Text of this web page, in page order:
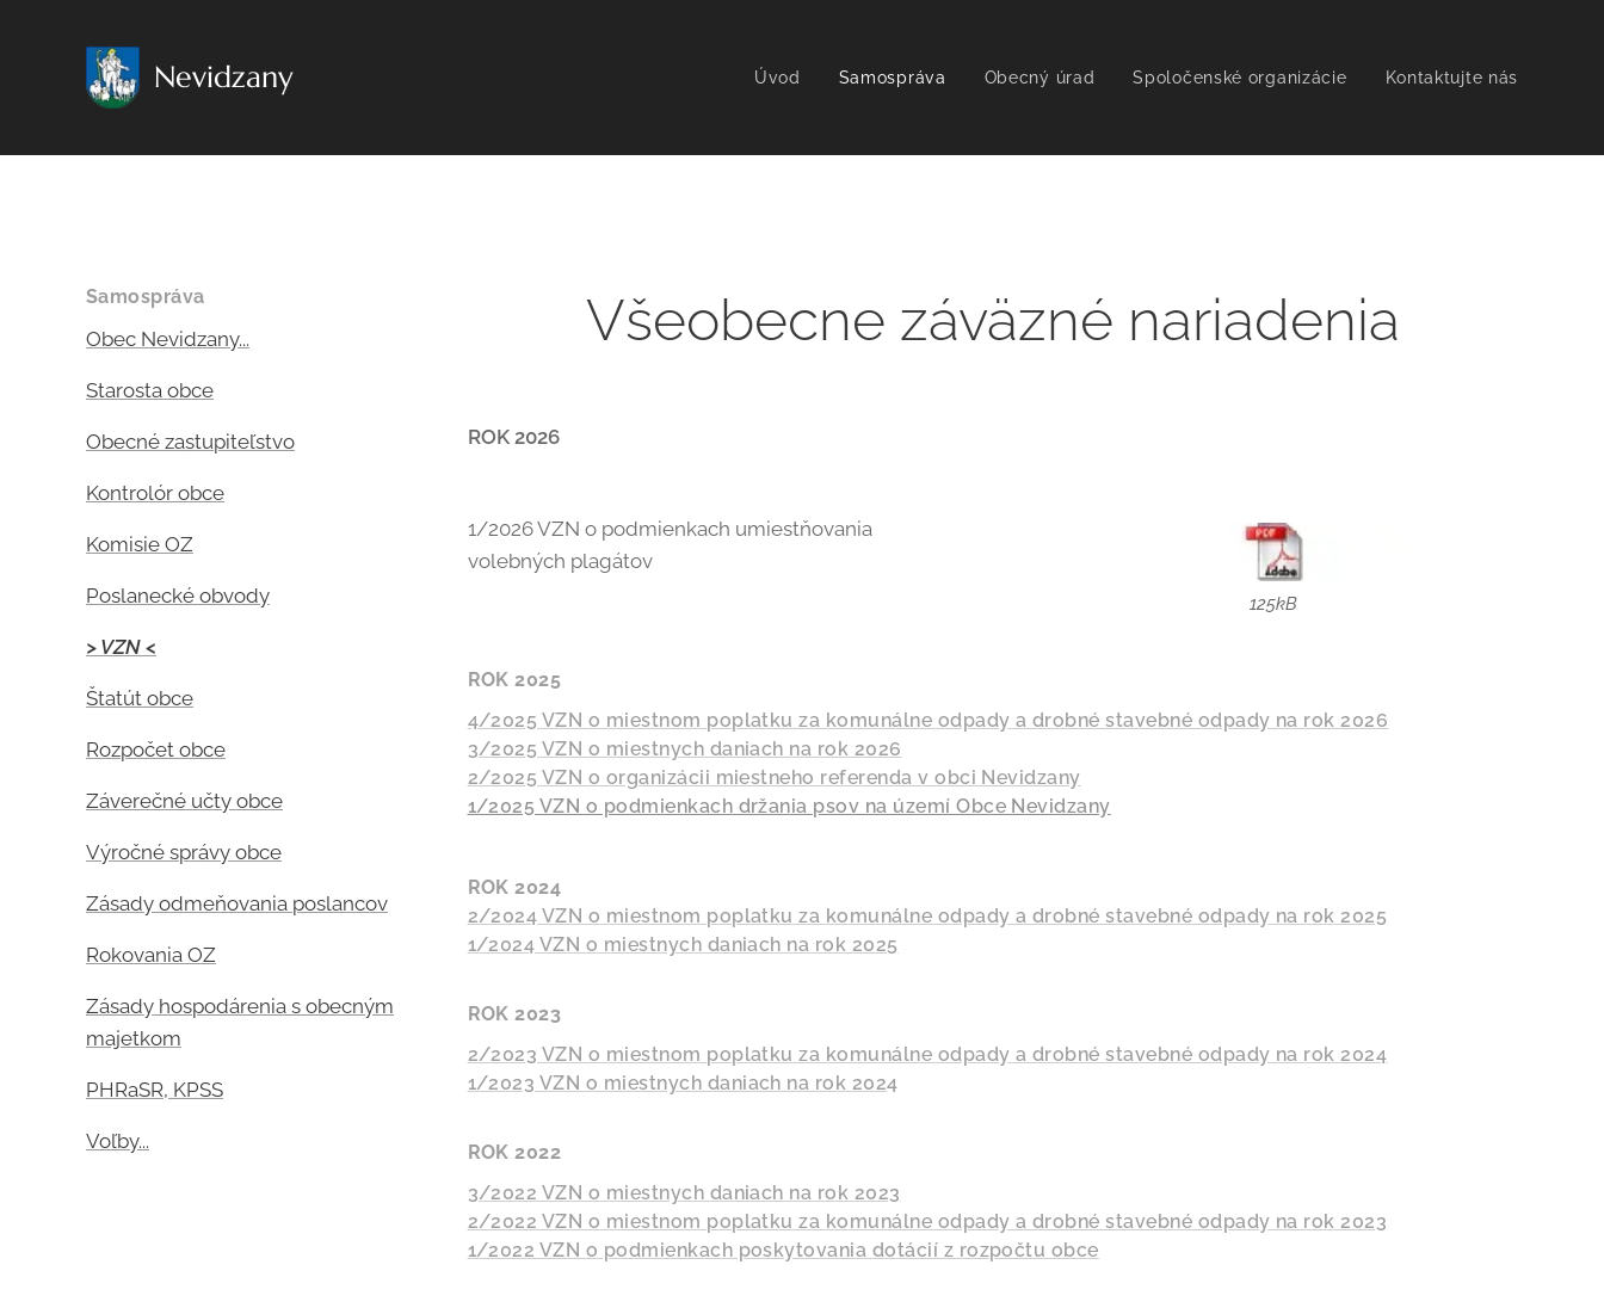
Nevidzany Úvod Samospráva Obecný úrad Spoločenské organizácie Kontaktujte nás
Samospráva
Obec Nevidzany...
Starosta obce
Obecné zastupiteľstvo
Kontrolór obce
Komisie OZ
Poslanecké obvody
> VZN <
Štatút obce
Rozpočet obce
Záverečné učty obce
Výročné správy obce
Zásady odmeňovania poslancov
Rokovania OZ
Zásady hospodárenia s obecným
majetkom
PHRaSR, KPSS
Voľby...
Všeobecne záväzné nariadenia
ROK 2026
1/2026 VZN o podmienkach umiestňovania
volebných plagátov
125kB
ROK 2025
4/2025 VZN o miestnom poplatku za komunálne odpady a drobné stavebné odpady na rok 2026
3/2025 VZN o miestnych daniach na rok 2026
2/2025 VZN o organizácii miestneho referenda v obci Nevidzany
1/2025 VZN o podmienkach držania psov na území Obce Nevidzany
ROK 2024
2/2024 VZN o miestnom poplatku za komunálne odpady a drobné stavebné odpady na rok 2025
1/2024 VZN o miestnych daniach na rok 2025
ROK 2023
2/2023 VZN o miestnom poplatku za komunálne odpady a drobné stavebné odpady na rok 2024
1/2023 VZN o miestnych daniach na rok 2024
ROK 2022
3/2022 VZN o miestnych daniach na rok 2023
2/2022 VZN o miestnom poplatku za komunálne odpady a drobné stavebné odpady na rok 2023
1/2022 VZN o podmienkach poskytovania dotácií z rozpočtu obce